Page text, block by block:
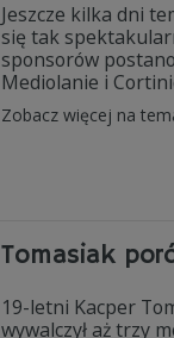
Jeszcze kilka dni
się tak
sponsorów
Mediolanie i
Zobacz więcej na
Tomasiak
19-letni Kacper
wywalczył aż trzy